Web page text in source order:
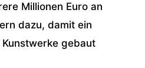
Millionen Euro an
dazu, damit ein
gebaut